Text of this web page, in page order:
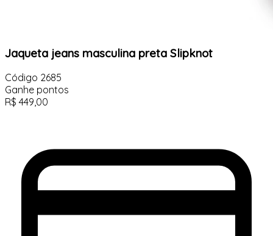
Jaqueta jeans masculina preta Slipknot
Código 2685
Ganhe pontos
R$ 449,00